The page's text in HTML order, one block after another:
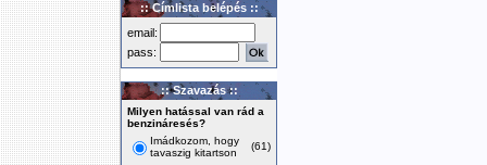
:: Címlista belépés ::
email:
pass:
:: Szavazás ::
Milyen hatással van rád a
benzináresés?
Imádkozom, hogy
tavaszig kitartson
(61)